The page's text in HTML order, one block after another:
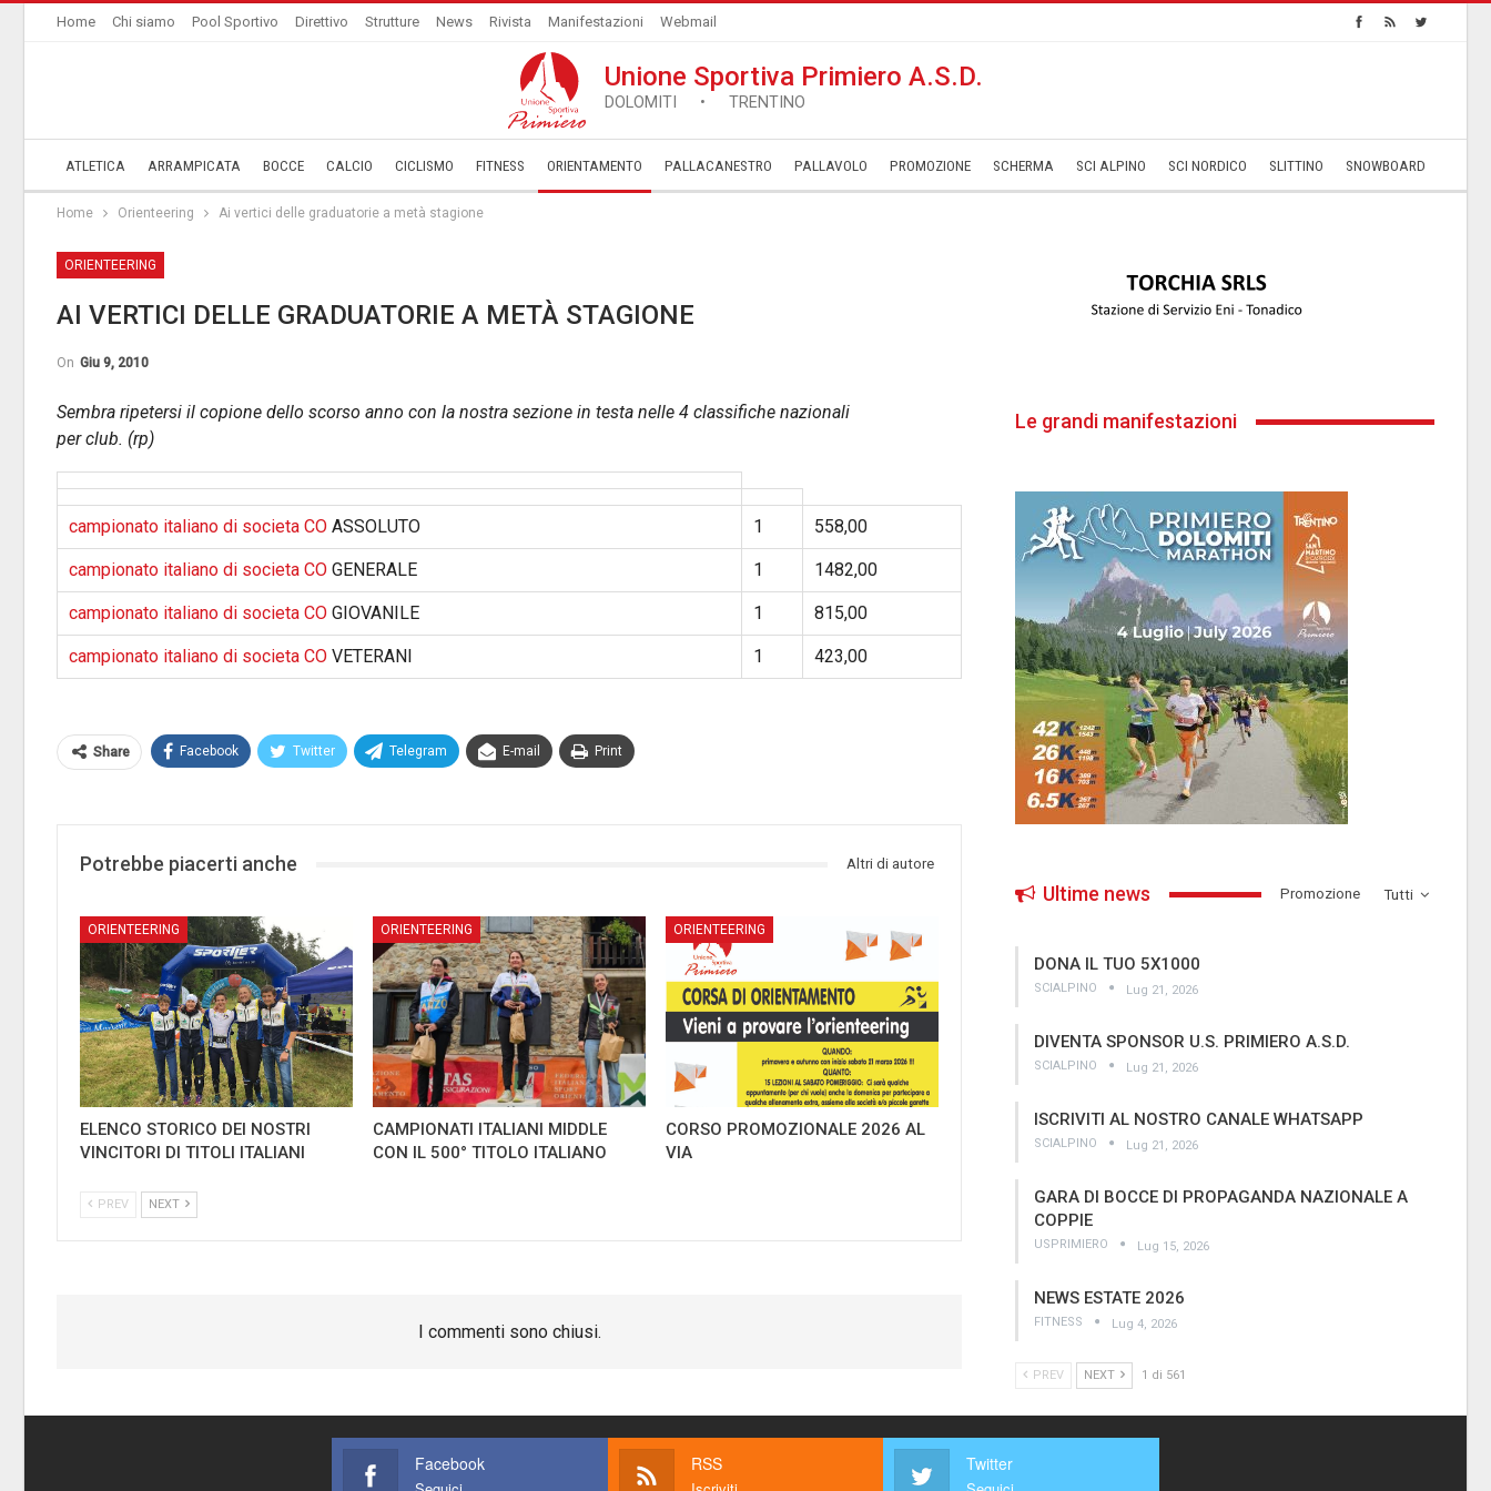
Home Chi siamo Pool Sportivo Direttivo Strutture News Rivista Manifestazioni Webmail
Unione Sportiva Primiero A.S.D.
DOLOMITI • TRENTINO
ATLETICA ARRAMPICATA BOCCE CALCIO CICLISMO FITNESS ORIENTAMENTO PALLACANESTRO PALLAVOLO ­PROMOZIONE SCHERMA SCI ALPINO SCI NORDICO SLITTINO SNOWBOARD
Home Orienteering Ai vertici delle graduatorie a metà stagione
ORIENTEERING
AI VERTICI DELLE GRADUATORIE A METÀ STAGIONE
On Giu 9, 2010
Sembra ripetersi il copione dello scorso anno con la nostra sezione in testa nelle 4 classifiche nazionali
per club. (rp)
campionato italiano di societa CO ASSOLUTO 1 558,00
campionato italiano di societa CO GENERALE 1 1482,00
campionato italiano di societa CO GIOVANILE 1 815,00
campionato italiano di societa CO VETERANI 1 423,00
Share Facebook Twitter Telegram E-mail Print
Potrebbe piacerti anche Altri di autore
ORIENTEERING
ELENCO STORICO DEI NOSTRI
VINCITORI DI TITOLI ITALIANI
ORIENTEERING
CAMPIONATI ITALIANI MIDDLE
CON IL 500° TITOLO ITALIANO
ORIENTEERING
CORSO PROMOZIONALE 2026 AL
VIA
PREV NEXT
I commenti sono chiusi.
Le grandi manifestazioni
Tutti
Ultime news ­Promozione
DONA IL TUO 5X1000
SCIALPINO Lug 21, 2026
DIVENTA SPONSOR U.S. PRIMIERO A.S.D.
SCIALPINO Lug 21, 2026
ISCRIVITI AL NOSTRO CANALE WHATSAPP
SCIALPINO Lug 21, 2026
GARA DI BOCCE DI PROPAGANDA NAZIONALE A
COPPIE
USPRIMIERO Lug 15, 2026
NEWS ESTATE 2026
FITNESS Lug 4, 2026
PREV NEXT 1 di 561
Facebook RSS Twitter